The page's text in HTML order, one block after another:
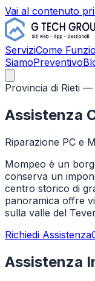
Vai al contenuto
ServiziCome
SiamoPreventivo
Provincia di Rieti —
Assistenza
Riparazione PC e
Mompeo è un
conserva un
centro storico di
panoramica offre
sulla valle del
Richiedi Assistenza
Assistenza